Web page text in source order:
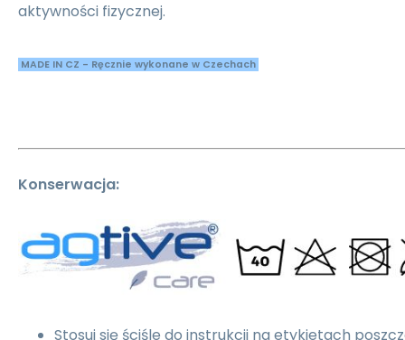
aktywności fizycznej.
MADE IN CZ - Ręcznie wykonane w Czechach
Konserwacja:
Stosuj się ściśle do instrukcji na etykietach